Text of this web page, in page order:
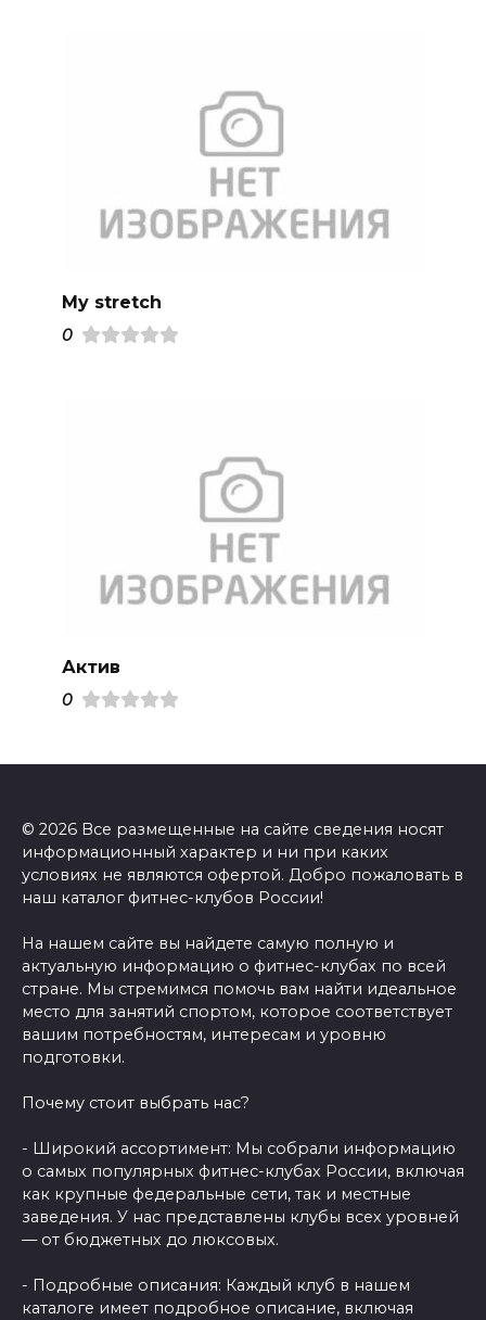
My stretch
0
Актив
0
© 2026 Все размещенные на сайте сведения носят
информационный характер и ни при каких
условиях не являются офертой. Добро пожаловать в
наш каталог фитнес-клубов России!
На нашем сайте вы найдете самую полную и
актуальную информацию о фитнес-клубах по всей
стране. Мы стремимся помочь вам найти идеальное
место для занятий спортом, которое соответствует
вашим потребностям, интересам и уровню
подготовки.
Почему стоит выбрать нас?
- Широкий ассортимент: Мы собрали информацию
о самых популярных фитнес-клубах России, включая
как крупные федеральные сети, так и местные
заведения. У нас представлены клубы всех уровней
— от бюджетных до люксовых.
- Подробные описания: Каждый клуб в нашем
каталоге имеет подробное описание, включая